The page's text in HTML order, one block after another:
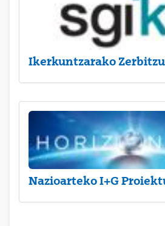
Ikerkuntzarako
Nazioarteko I+G